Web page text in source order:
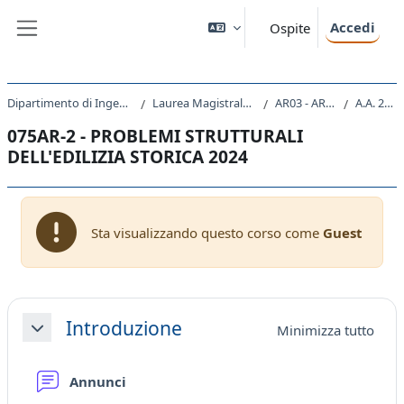
Ospite Accedi
Dipartimento di Ingegneria e Architettura Laurea Magistrale Ciclo Unico 5 anni AR03 - ARCHITETTURA A.A. 2024 - 2025
075AR-2 - PROBLEMI STRUTTURALI
DELL'EDILIZIA STORICA 2024
Sta visualizzando questo corso come Guest
Schema della sezione
MinimizzaIntroduzione Minimizza tutto
Annunci